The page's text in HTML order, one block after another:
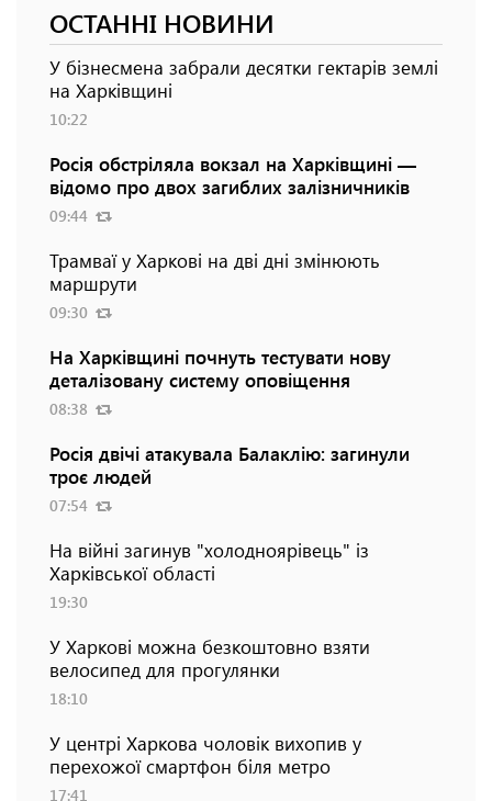
ОСТАННІ НОВИНИ
У бізнесмена забрали десятки гектарів землі
на Харківщині
10:22
Росія обстріляла вокзал на Харківщині —
відомо про двох загиблих залізничників
09:44
Трамваї у Харкові на дві дні змінюють
маршрути
09:30
На Харківщині почнуть тестувати нову
деталізовану систему оповіщення
08:38
Росія двічі атакувала Балаклію: загинули
троє людей
07:54
На війні загинув "холодноярівець" із
Харківської області
19:30
У Харкові можна безкоштовно взяти
велосипед для прогулянки
18:10
У центрі Харкова чоловік вихопив у
перехожої смартфон біля метро
17:41